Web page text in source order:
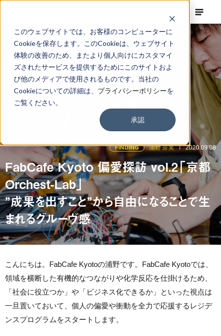
このウェブサイトでは、お客様のコンピューターに
Cookieを保存します。このCookieは、ウェブサイト
体験の改善のため、またより個人向けにカスタマイ
ズされたサービスを提供するためにこのサイトおよ
び他のメディアで使用されるものです。当社の
Cookieについての詳細は、 プライバシーポリシーを
ご覧ください。
承認
FINDING 浦野 奈美 2020.09.08
FabCafe Kyoto 偏愛探訪 vol.2「京都
Orchest-Lab」
”成果を出すこと”から自由になることで生
まれるグルーヴ感
こんにちは。FabCafe Kyotoの浦野です。FabCafe Kyotoでは、
領域を横断した有機的なつながりや化学反応を仕掛けるため、
「社会に役立つか」や「ビジネス化できるか」といった視点は
一旦置いておいて、個人の偏愛や衝動を全力で応援するレジデ
ンスプログラムをスタートします。